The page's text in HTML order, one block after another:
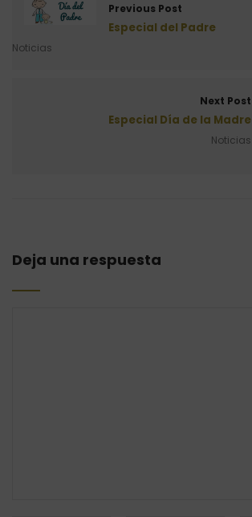
Previous Post
Especial del Padre
Noticias
Next Post
Especial Día de la Madre
Noticias
Deja una respuesta